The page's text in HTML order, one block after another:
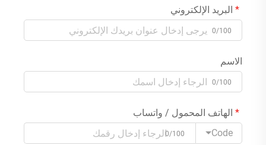
البريد الإلكتروني
0/100
الاسم
0/100
الهاتف المحمول / واتساب
Code
0/100